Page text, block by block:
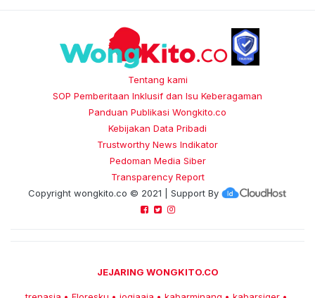
Tentang kami
SOP Pemberitaan Inklusif dan Isu Keberagaman
Panduan Publikasi Wongkito.co
Kebijakan Data Pribadi
Trustworthy News Indikator
Pedoman Media Siber
Transparency Report
Copyright wongkito.co © 2021 | Support By
JEJARING WONGKITO.CO